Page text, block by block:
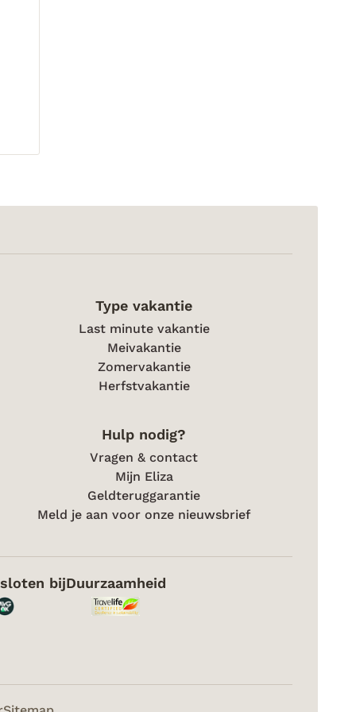
Type vakantie
Last minute vakantie
Meivakantie
Zomervakantie
Herfstvakantie
Hulp nodig?
Vragen & contact
Mijn Eliza
Geldteruggarantie
Meld je aan voor onze nieuwsbrief
bijDuurzaamheid